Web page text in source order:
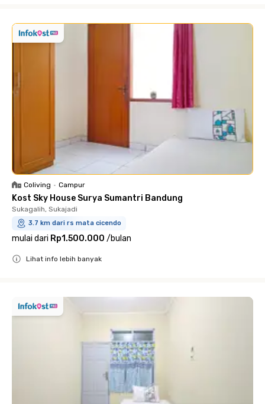
Coliving • Campur
Kost Sky House Surya Sumantri Bandung
Sukagalih, Sukajadi
3.7 km dari rs mata cicendo
mulai dari Rp1.500.000 /bulan
Lihat info lebih banyak